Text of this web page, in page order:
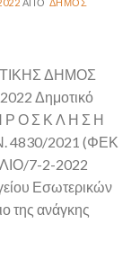
ΔΗΜΟΣ
Δημοτικό
Σ Κ Λ Η Σ Η
4830/2021 (ΦΕΚ
7-2-2022
Εσωτερικών
της ανάγκης